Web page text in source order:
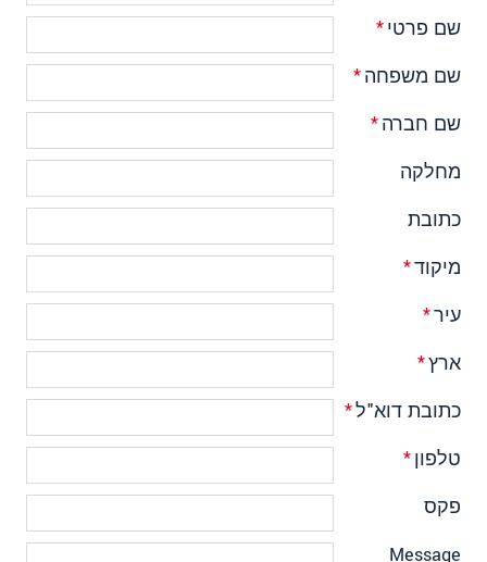
שם פרטי*
שם משפחה*
שם חברה*
מחלקה
כתובת
מיקוד*
עיר*
ארץ*
כתובת דוא"ל*
טלפון*
פקס
Message